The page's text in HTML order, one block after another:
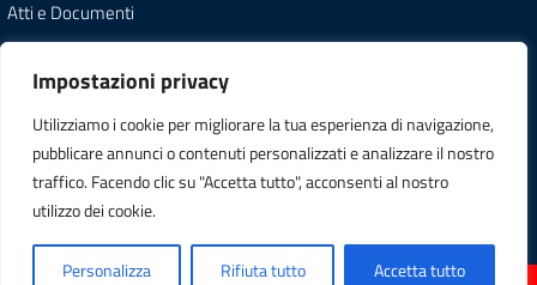
ATTENZIONE! IL PORTALE E' IN AGGIORNAMENTO
Impostazioni privacy
Utilizziamo i cookie per migliorare la tua esperienza di navigazione,
pubblicare annunci o contenuti personalizzati e analizzare il nostro
traffico. Facendo clic su "Accetta tutto", acconsenti al nostro
utilizzo dei cookie.
Personalizza Rifiuta tutto Accetta tutto
Atti e Documenti
Note Legali
Informativa Privacy
Carta dei Servizi